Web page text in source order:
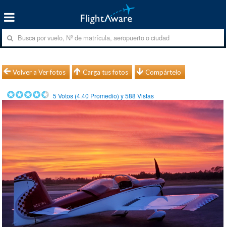
Volver a Ver fotos Carga tus fotos Compártelo
5 Votos (4.40 Promedio) y588 Vistas